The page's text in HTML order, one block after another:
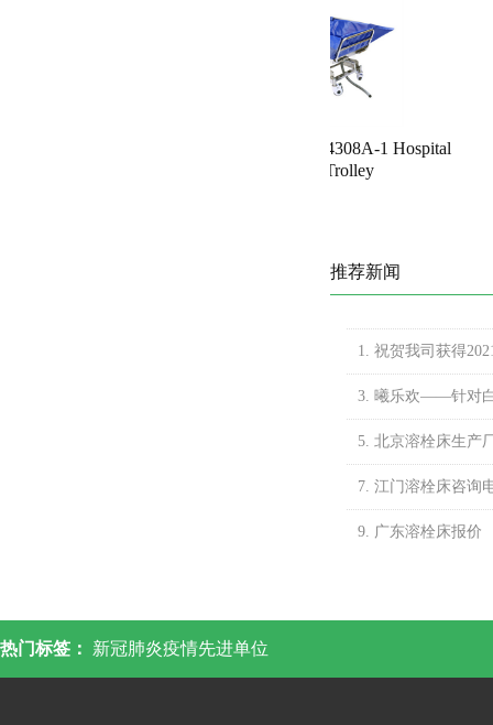
移动沐浴床SLV-B4308A-1 Hospital
Bathing Trolley
推荐新闻
1. 祝贺我司获得
3. 曦乐欢——针对白血病化疗后
5. 北京溶栓床生产
7. 江门溶栓床咨询
9. 广东溶栓床报价
热门标签： 新冠肺炎疫情先进单位